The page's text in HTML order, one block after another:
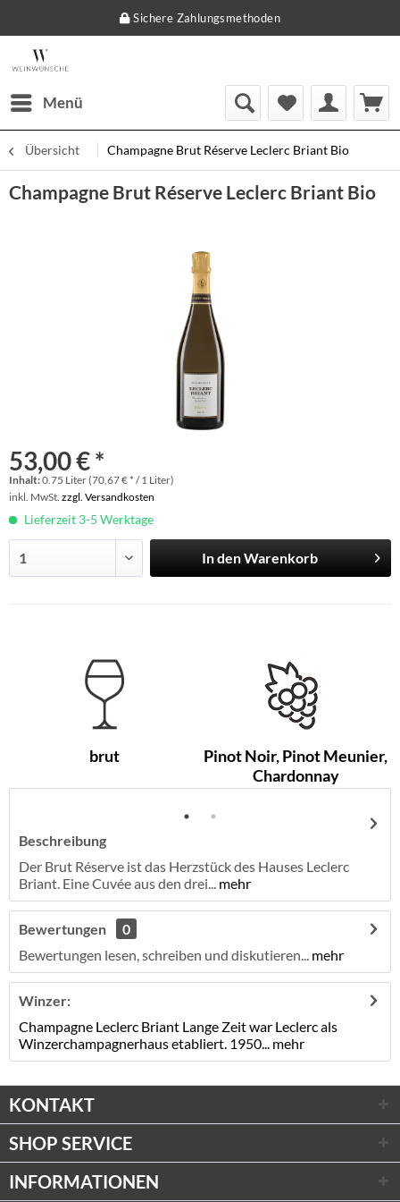
Sichere Zahlungsmethoden
Menü
Übersicht Champagne Brut Réserve Leclerc Briant Bio
Champagne Brut Réserve Leclerc Briant Bio
53,00 € *
Inhalt:0.75 Liter (70,67 € * / 1 Liter)
inkl. MwSt. zzgl. Versandkosten
Lieferzeit 3-5 Werktage
In denWarenkorb
brut
Pinot Noir, Pinot Meunier,
Chardonnay
Beschreibung
Der Brut Réserve ist das Herzstück des Hauses Leclerc
Briant. Eine Cuvée aus den drei... mehr
Bewertungen
0
Bewertungen lesen, schreiben und diskutieren... mehr
Winzer:
Champagne Leclerc Briant Lange Zeit war Leclerc als
Winzerchampagnerhaus etabliert. 1950... mehr
KONTAKT
SHOP SERVICE
INFORMATIONEN